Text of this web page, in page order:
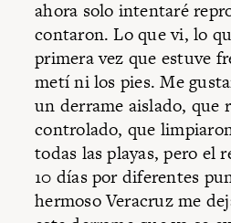
ahora solo intentaré
contaron. Lo que vi, lo
primera vez que estuve
metí ni los pies. Me
un derrame aislado, que
controlado, que
todas las playas, pero el
10 días por diferentes
hermoso Veracruz me